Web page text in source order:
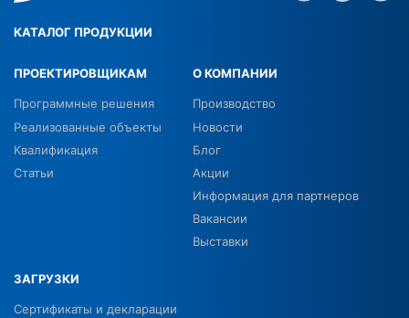
КАТАЛОГ ПРОДУКЦИИ
ПРОЕКТИРОВЩИКАМ
Программные решения
Реализованные объекты
Квалификация
Статьи
О КОМПАНИИ
Производство
Новости
Блог
Акции
Информация для партнеров
Вакансии
Выставки
ЗАГРУЗКИ
Сертификаты и декларации